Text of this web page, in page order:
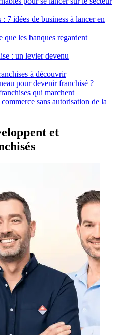
7 idées de business à lancer en
que les banques regardent
: un levier devenu
à découvrir
pour devenir franchisé ?
qui marchent
sans autorisation de la
et